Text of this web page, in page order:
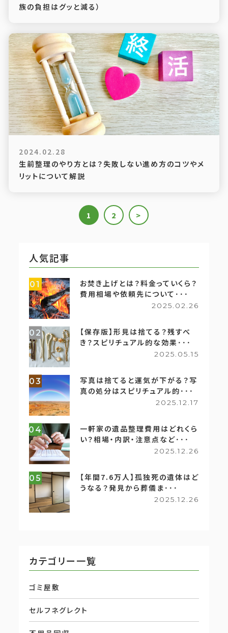
族の負担はグッと減る）
2024.02.28
生前整理のやり方とは？失敗しない進め方のコツやメ
リットについて解説
1 2 >
人気記事
01
お焚き上げとは？料金っていくら？
費用相場や依頼先について･･･
2025.02.26
02
【保存版】形見は捨てる？残すべ
き？スピリチュアル的な効果･･･
2025.05.15
03
写真は捨てると運気が下がる？写
真の処分はスピリチュアル的･･･
2025.12.17
04
一軒家の遺品整理費用はどれくら
い？相場・内訳・注意点など･･･
2025.12.26
05
【年間7.6万人】孤独死の遺体はど
うなる？発見から葬儀ま･･･
2025.12.26
カテゴリー一覧
ゴミ屋敷
セルフネグレクト